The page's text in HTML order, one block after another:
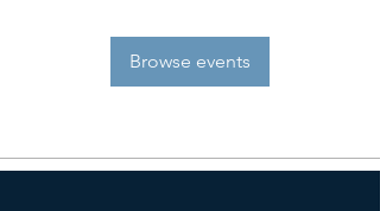
Browse events